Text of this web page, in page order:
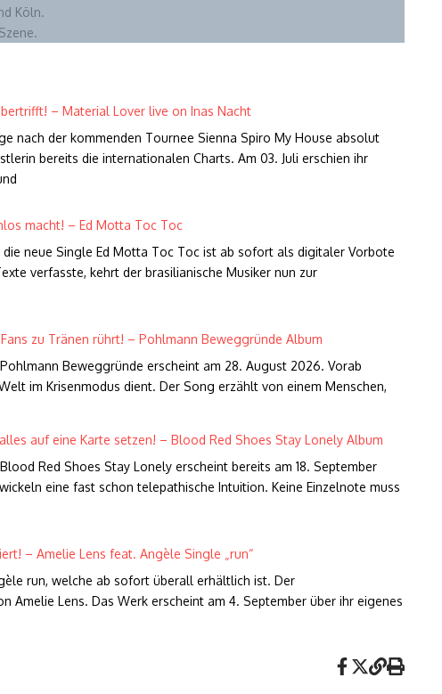
Köln.
– Material Lover live on Inas Nacht
nach der kommenden Tournee Sienna Spiro My House absolut
bereits die internationalen Charts. Am 03. Juli erschien ihr
macht! – Ed Motta Toc Toc
neue Single Ed Motta Toc Toc ist ab sofort als digitaler Vorbote
verfasste, kehrt der brasilianische Musiker nun zur
zu Tränen rührt! – Pohlmann Beweggründe Album
Beweggründe erscheint am 28. August 2026. Vorab
im Krisenmodus dient. Der Song erzählt von einem Menschen,
auf eine Karte setzen! – Blood Red Shoes Stay Lonely Album
Red Shoes Stay Lonely erscheint bereits am 18. September
eine fast schon telepathische Intuition. Keine Einzelnote muss
– Amelie Lens feat. Angèle Single „run“
run, welche ab sofort überall erhältlich ist. Der
Amelie Lens. Das Werk erscheint am 4. September über ihr eigenes